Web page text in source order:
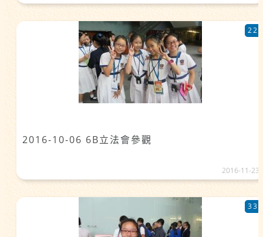
2016-10-06 6B立法會參觀
22
2016-11-23
33